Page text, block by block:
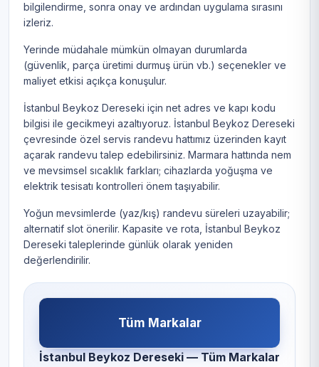
bilgilendirme, sonra onay ve ardından uygulama sırasını
izleriz.
Yerinde müdahale mümkün olmayan durumlarda
(güvenlik, parça üretimi durmuş ürün vb.) seçenekler ve
maliyet etkisi açıkça konuşulur.
İstanbul Beykoz Dereseki için net adres ve kapı kodu
bilgisi ile gecikmeyi azaltıyoruz. İstanbul Beykoz Dereseki
çevresinde özel servis randevu hattımız üzerinden kayıt
açarak randevu talep edebilirsiniz. Marmara hattında nem
ve mevsimsel sıcaklık farkları; cihazlarda yoğuşma ve
elektrik tesisatı kontrolleri önem taşıyabilir.
Yoğun mevsimlerde (yaz/kış) randevu süreleri uzayabilir;
alternatif slot önerilir. Kapasite ve rota, İstanbul Beykoz
Dereseki taleplerinde günlük olarak yeniden
değerlendirilir.
Tüm Markalar
İstanbul Beykoz Dereseki — Tüm Markalar